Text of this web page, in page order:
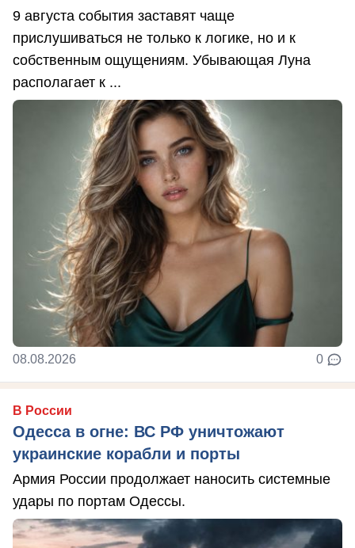
9 августа события заставят чаще
прислушиваться не только к логике, но и к
собственным ощущениям. Убывающая Луна
располагает к ...
08.08.2026 0
В России
Одесса в огне: ВС РФ уничтожают
украинские корабли и порты
Армия России продолжает наносить системные
удары по портам Одессы.